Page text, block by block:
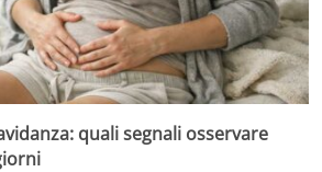
quali segnali osservare